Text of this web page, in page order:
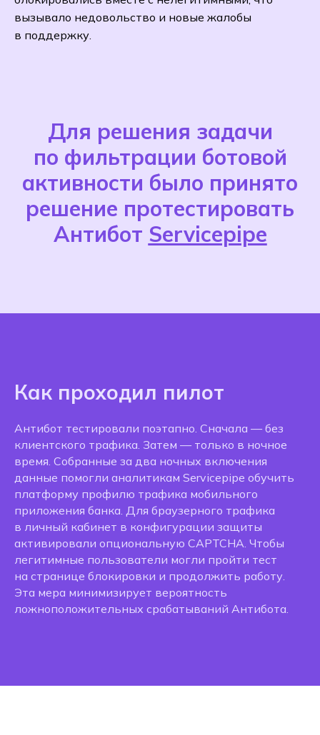
вызывало недовольство и новые жалобы
в поддержку.
Для решения задачи
по фильтрации ботовой
активности было принято
решение протестировать
Антибот Servicepipe
Как проходил пилот
Антибот тестировали поэтапно. Сначала — без
клиентского трафика. Затем — только в ночное
время. Собранные за два ночных включения
данные помогли аналитикам Servicepipe обучить
платформу профилю трафика мобильного
приложения банка. Для браузерного трафика
в личный кабинет в конфигурации защиты
активировали опциональную CAPTCHA. Чтобы
легитимные пользователи могли пройти тест
на странице блокировки и продолжить работу.
Эта мера минимизирует вероятность
ложноположительных срабатываний Антибота.